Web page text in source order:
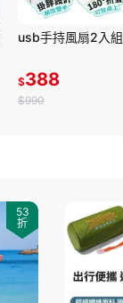
usb手持風扇2入組
$388
$990
53
折